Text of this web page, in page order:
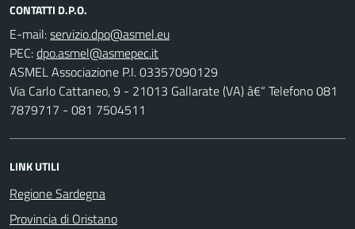
CONTATTI D.P.O.
E-mail:
PEC:
ASMEL Associazione P.I. 03357090129
Via Carlo Cattaneo, 9 - 21013 Gallarate (VA) â€“ Telefono 081
7879717 - 081 7504511
LINK UTILI
Regione Sardegna
Provincia di Oristano